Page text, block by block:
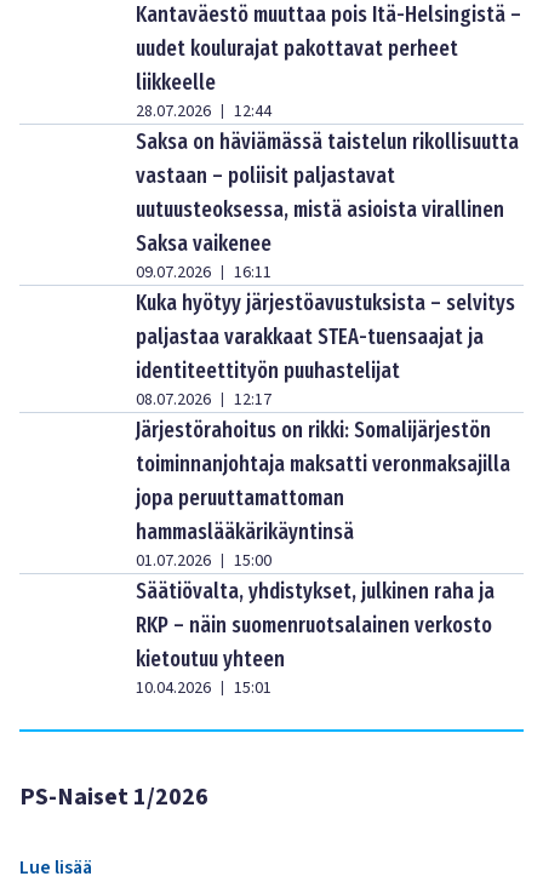
Kantaväestö muuttaa pois Itä-Helsingistä –
uudet koulurajat pakottavat perheet
liikkeelle
28.07.2026 | 12:44
Saksa on häviämässä taistelun rikollisuutta
vastaan – poliisit paljastavat
uutuusteoksessa, mistä asioista virallinen
Saksa vaikenee
09.07.2026 | 16:11
Kuka hyötyy järjestöavustuksista – selvitys
paljastaa varakkaat STEA-tuensaajat ja
identiteettityön puuhastelijat
08.07.2026 | 12:17
Järjestörahoitus on rikki: Somalijärjestön
toiminnanjohtaja maksatti veronmaksajilla
jopa peruuttamattoman
hammaslääkärikäyntinsä
01.07.2026 | 15:00
Säätiövalta, yhdistykset, julkinen raha ja
RKP – näin suomenruotsalainen verkosto
kietoutuu yhteen
10.04.2026 | 15:01
PS-Naiset 1/2026
Lue lisää